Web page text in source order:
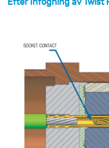
Efter Infogning av Twist